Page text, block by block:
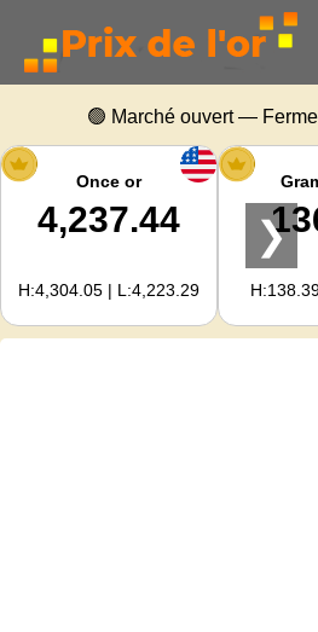
Accueil
Cours de
Cours de
Calculateur
🟢 Marché ouvert —
Once or
4,237.44
H:4,304.05 | L:4,223.29
❯